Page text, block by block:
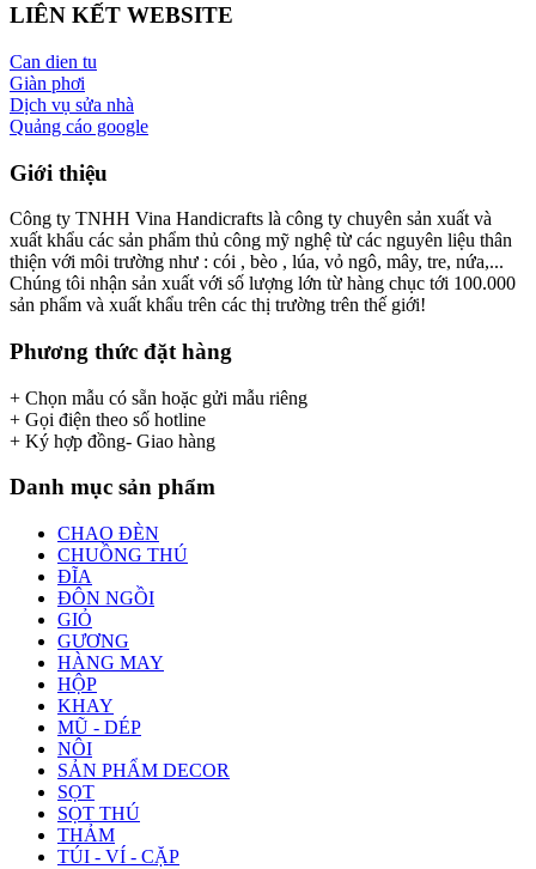
LIÊN KẾT WEBSITE
Can dien tu
Giàn phơi
Dịch vụ sửa nhà
Quảng cáo google
Giới thiệu
Công ty TNHH Vina Handicrafts là công ty chuyên sản xuất và
xuất khẩu các sản phẩm thủ công mỹ nghệ từ các nguyên liệu thân
thiện với môi trường như : cói , bèo , lúa, vỏ ngô, mây, tre, nứa,...
Chúng tôi nhận sản xuất với số lượng lớn từ hàng chục tới 100.000
sản phẩm và xuất khẩu trên các thị trường trên thế giới!
Phương thức đặt hàng
+ Chọn mẫu có sẵn hoặc gửi mẫu riêng
+ Gọi điện theo số hotline
+ Ký hợp đồng- Giao hàng
Danh mục sản phẩm
CHAO ĐÈN
CHUỒNG THÚ
ĐĨA
ĐÔN NGỒI
GIỎ
GƯƠNG
HÀNG MAY
HỘP
KHAY
MŨ - DÉP
NÔI
SẢN PHẨM DECOR
SỌT
SỌT THÚ
THẢM
TÚI - VÍ - CẶP